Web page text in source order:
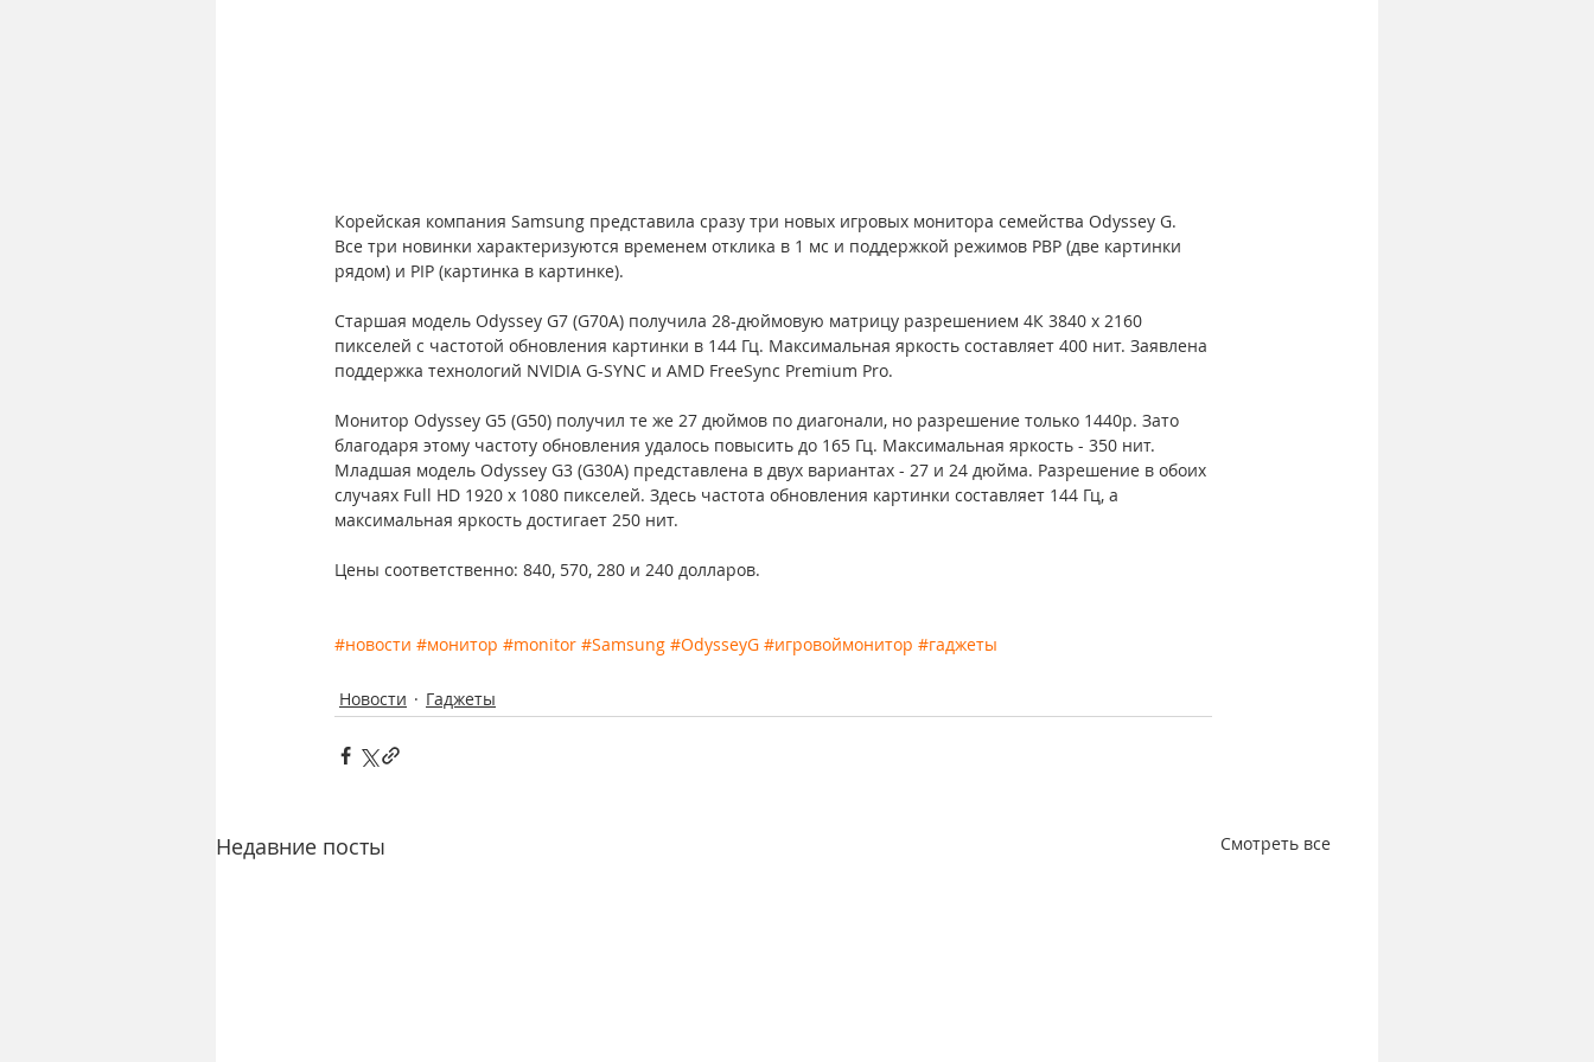
Корейская компания Samsung представила сразу три новых игровых монитора семейства Odyssey G.
Все три новинки характеризуются временем отклика в 1 мс и поддержкой режимов PBP (две картинки
рядом) и PIP (картинка в картинке).
Старшая модель Odyssey G7 (G70A) получила 28-дюймовую матрицу разрешением 4К 3840 х 2160
пикселей с частотой обновления картинки в 144 Гц. Максимальная яркость составляет 400 нит. Заявлена
поддержка технологий NVIDIA G-SYNC и AMD FreeSync Premium Pro.
Монитор Odyssey G5 (G50) получил те же 27 дюймов по диагонали, но разрешение только 1440p. Зато
благодаря этому частоту обновления удалось повысить до 165 Гц. Максимальная яркость - 350 нит.
Младшая модель Odyssey G3 (G30A) представлена в двух вариантах - 27 и 24 дюйма. Разрешение в обоих
случаях Full HD 1920 х 1080 пикселей. Здесь частота обновления картинки составляет 144 Гц, а
максимальная яркость достигает 250 нит.
Цены соответственно: 840, 570, 280 и 240 долларов.
#новости #монитор #monitor #Samsung #OdysseyG #игровоймонитор #гаджеты
Новости Гаджеты
Недавние посты Смотреть все